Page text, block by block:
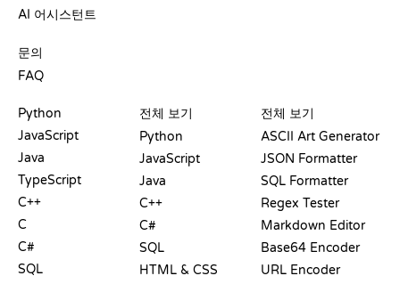
AI 어시스턴트
문의
FAQ
Python
JavaScript
Java
TypeScript
C++
C
C#
SQL
전체 보기
Python
JavaScript
Java
C++
C#
SQL
HTML & CSS
전체 보기
ASCII Art Generator
JSON Formatter
SQL Formatter
Regex Tester
Markdown Editor
Base64 Encoder
URL Encoder